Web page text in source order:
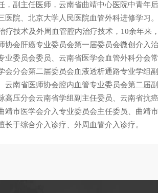
，副主任医师，云南省曲靖中心医院中青年
医院、北京大学人民医院血管外科进修学习
疗技术及外周血管腔内治疗技术，10余年来
协会肝癌专业委员会第一届委员会微创介入
委员会委员、云南省医学会血管外科分会
会分会第二届委员会血液透析通路专业学组
云南省医师协会腔内血管专业委员会第二届
高压分会云南省学组副主任委员、云南省抗
市医学会介入专业委员会主任委员、曲靖
于综合介入诊疗、外周血管介入诊疗。